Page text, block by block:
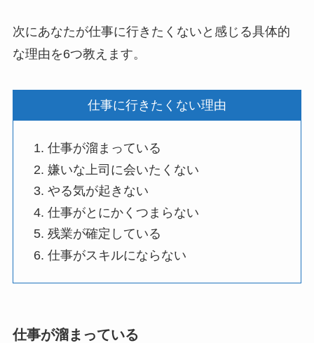
次にあなたが仕事に行きたくないと感じる具体的
な理由を6つ教えます。
仕事に行きたくない理由
仕事が溜まっている
嫌いな上司に会いたくない
やる気が起きない
仕事がとにかくつまらない
残業が確定している
仕事がスキルにならない
仕事が溜まっている